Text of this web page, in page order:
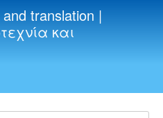
translation |
και